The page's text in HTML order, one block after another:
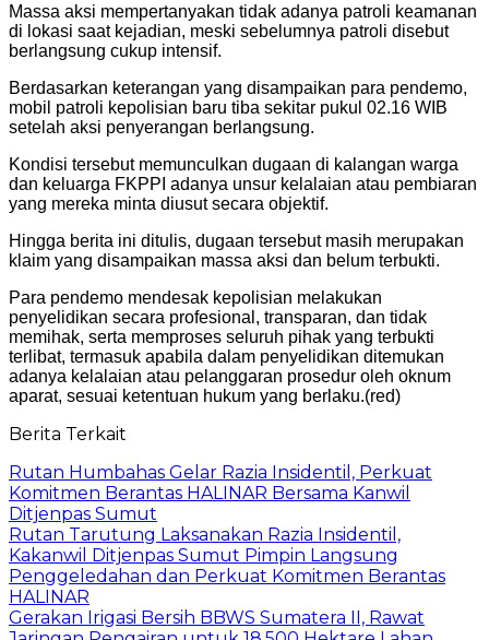
Massa aksi mempertanyakan tidak adanya patroli keamanan
di lokasi saat kejadian, meski sebelumnya patroli disebut
berlangsung cukup intensif.
Berdasarkan keterangan yang disampaikan para pendemo,
mobil patroli kepolisian baru tiba sekitar pukul 02.16 WIB
setelah aksi penyerangan berlangsung.
Kondisi tersebut memunculkan dugaan di kalangan warga
dan keluarga FKPPI adanya unsur kelalaian atau pembiaran
yang mereka minta diusut secara objektif.
Hingga berita ini ditulis, dugaan tersebut masih merupakan
klaim yang disampaikan massa aksi dan belum terbukti.
Para pendemo mendesak kepolisian melakukan
penyelidikan secara profesional, transparan, dan tidak
memihak, serta memproses seluruh pihak yang terbukti
terlibat, termasuk apabila dalam penyelidikan ditemukan
adanya kelalaian atau pelanggaran prosedur oleh oknum
aparat, sesuai ketentuan hukum yang berlaku.(red)
Berita Terkait
Rutan Humbahas Gelar Razia Insidentil, Perkuat
Komitmen Berantas HALINAR Bersama Kanwil
Ditjenpas Sumut
Rutan Tarutung Laksanakan Razia Insidentil,
Kakanwil Ditjenpas Sumut Pimpin Langsung
Penggeledahan dan Perkuat Komitmen Berantas
HALINAR
Gerakan Irigasi Bersih BBWS Sumatera II, Rawat